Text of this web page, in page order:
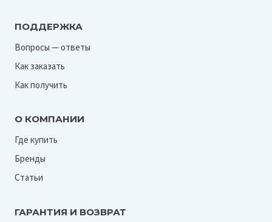
ПОДДЕРЖКА
Вопросы — ответы
Как заказать
Как получить
О КОМПАНИИ
Где купить
Бренды
Статьи
ГАРАНТИЯ И ВОЗВРАТ